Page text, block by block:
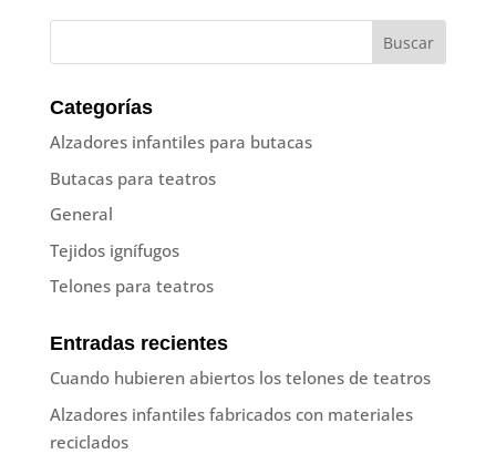
Categorías
Alzadores infantiles para butacas
Butacas para teatros
General
Tejidos ignífugos
Telones para teatros
Entradas recientes
Cuando hubieren abiertos los telones de teatros
Alzadores infantiles fabricados con materiales
reciclados